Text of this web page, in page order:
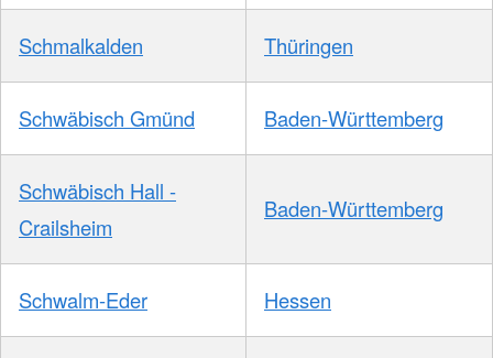
Schmalkalden Thüringen
Schwäbisch Gmünd Baden-Württemberg
Schwäbisch Hall -
Crailsheim
Baden-Württemberg
Schwalm-Eder Hessen